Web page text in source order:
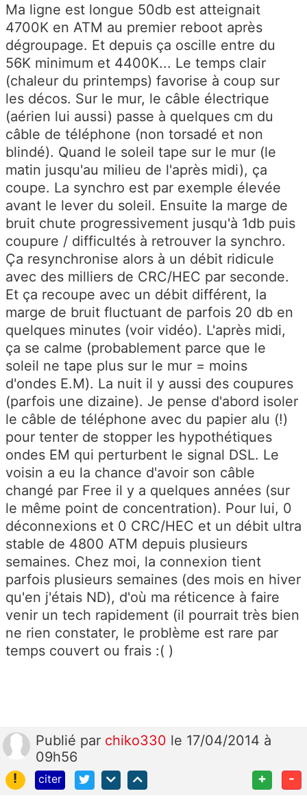
Ma ligne est longue 50db est atteignait
4700K en ATM au premier reboot après
dégroupage. Et depuis ça oscille entre du
56K minimum et 4400K... Le temps clair
(chaleur du printemps) favorise à coup sur
les décos. Sur le mur, le câble électrique
(aérien lui aussi) passe à quelques cm du
câble de téléphone (non torsadé et non
blindé). Quand le soleil tape sur le mur (le
matin jusqu'au milieu de l'après midi), ça
coupe. La synchro est par exemple élevée
avant le lever du soleil. Ensuite la marge de
bruit chute progressivement jusqu'à 1db puis
coupure / difficultés à retrouver la synchro.
Ça resynchronise alors à un débit ridicule
avec des milliers de CRC/HEC par seconde.
Et ça recoupe avec un débit différent, la
marge de bruit fluctuant de parfois 20 db en
quelques minutes (voir vidéo). L'après midi,
ça se calme (probablement parce que le
soleil ne tape plus sur le mur = moins
d'ondes E.M). La nuit il y aussi des coupures
(parfois une dizaine). Je pense d'abord isoler
le câble de téléphone avec du papier alu (!)
pour tenter de stopper les hypothétiques
ondes EM qui perturbent le signal DSL. Le
voisin a eu la chance d'avoir son câble
changé par Free il y a quelques années (sur
le même point de concentration). Pour lui, 0
déconnexions et 0 CRC/HEC et un débit ultra
stable de 4800 ATM depuis plusieurs
semaines. Chez moi, la connexion tient
parfois plusieurs semaines (des mois en hiver
qu'en j'étais ND), d'où ma réticence à faire
venir un tech rapidement (il pourrait très bien
ne rien constater, le problème est rare par
temps couvert ou frais :( )
Publié par chiko330 le 17/04/2014 à
09h56
!
citer + -